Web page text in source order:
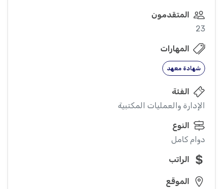
المتقدمون
23
المهارات
شهادة معهد
الفئة
الإدارة والعمليات المكتبية
النوع
دوام كامل
الراتب
الموقع